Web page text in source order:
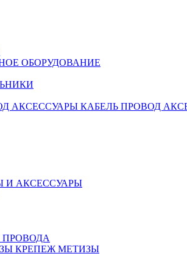
ОБОРУДОВАНИЕ
КАБЕЛЬ ПРОВОД
И АКСЕССУАРЫ
ПРОВОДА
КРЕПЕЖ МЕТИЗЫ